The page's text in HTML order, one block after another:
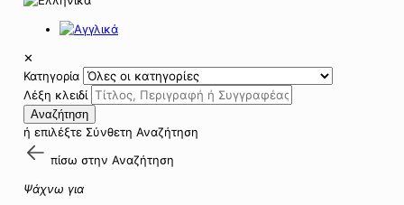
✕
Κατηγορία
Λέξη κλειδί
Αναζήτηση
ή επιλέξτε Σύνθετη Αναζήτηση
πίσω στην Αναζήτηση
Ψάχνω για